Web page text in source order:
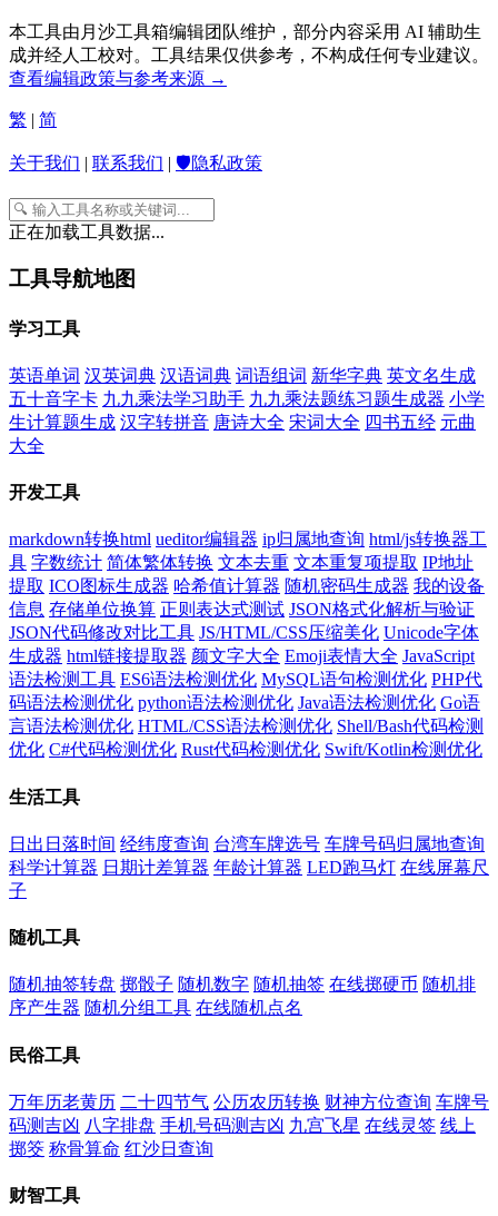
本工具由月沙工具箱编辑团队维护，部分内容采用 AI 辅助生
成并经人工校对。工具结果仅供参考，不构成任何专业建议。
查看编辑政策与参考来源 →
繁 | 简
关于我们 | 联系我们 | 🛡️隐私政策
正在加载工具数据...
工具导航地图
学习工具
英语单词 汉英词典 汉语词典 词语组词 新华字典 英文名生成
五十音字卡 九九乘法学习助手 九九乘法题练习题生成器 小学
生计算题生成 汉字转拼音 唐诗大全 宋词大全 四书五经 元曲
大全
开发工具
markdown转换html ueditor编辑器 ip归属地查询 html/js转换器工
具 字数统计 简体繁体转换 文本去重 文本重复项提取 IP地址
提取 ICO图标生成器 哈希值计算器 随机密码生成器 我的设备
信息 存储单位换算 正则表达式测试 JSON格式化解析与验证
JSON代码修改对比工具 JS/HTML/CSS压缩美化 Unicode字体
生成器 html链接提取器 颜文字大全 Emoji表情大全 JavaScript
语法检测工具 ES6语法检测优化 MySQL语句检测优化 PHP代
码语法检测优化 python语法检测优化 Java语法检测优化 Go语
言语法检测优化 HTML/CSS语法检测优化 Shell/Bash代码检测
优化 C#代码检测优化 Rust代码检测优化 Swift/Kotlin检测优化
生活工具
日出日落时间 经纬度查询 台湾车牌选号 车牌号码归属地查询
科学计算器 日期计差算器 年龄计算器 LED跑马灯 在线屏幕尺
子
随机工具
随机抽签转盘 掷骰子 随机数字 随机抽签 在线掷硬币 随机排
序产生器 随机分组工具 在线随机点名
民俗工具
万年历老黄历 二十四节气 公历农历转换 财神方位查询 车牌号
码测吉凶 八字排盘 手机号码测吉凶 九宫飞星 在线灵签 线上
掷筊 称骨算命 红沙日查询
财智工具